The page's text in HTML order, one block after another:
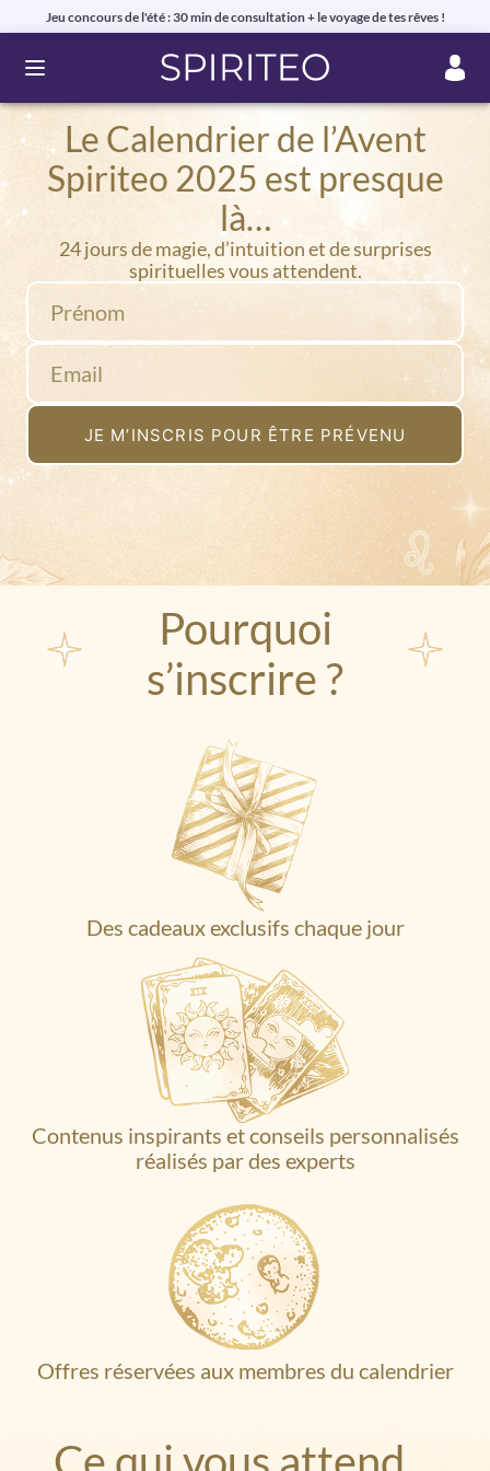
Jeu concours de l'été : 30 min de consultation + le voyage de tes rêves !
Ouvrir le menu
Le Calendrier de l’Avent
Spiriteo 2025 est presque
là…
24 jours de magie, d’intuition et de surprises
spirituelles vous attendent.
Prénom
Email
JE M’INSCRIS POUR ÊTRE PRÉVENU
Pourquoi
s’inscrire ?
Des cadeaux exclusifs chaque jour
Contenus inspirants et conseils personnalisés
réalisés par des experts
Offres réservées aux membres du calendrier